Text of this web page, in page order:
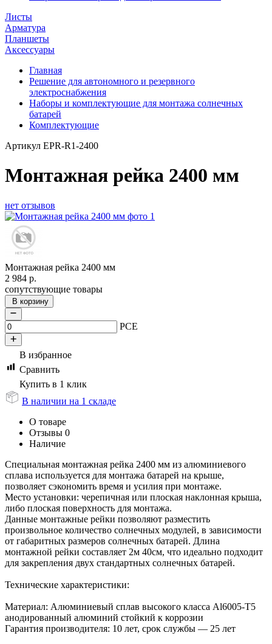
Листы
Арматура
Планшеты
Аксессуары
Главная
Решение для автономного и резервного
электроснабжения
Наборы и комплектующие для монтажа солнечных
батарей
Комплектующие
Артикул EPR-R1-2400
Монтажная рейка 2400 мм
нет отзывов
Монтажная рейка 2400 мм
2 984 р.
сопутствующие товары
В корзину
PCE
В избранное
Сравнить
Купить в 1 клик
В наличии на 1 складе
О товаре
Отзывы 0
Наличие
Специальная монтажная рейка 2400 мм из алюминиевого
сплава используется для монтажа батарей на крыше,
позволяет сэкономить время и усилия при монтаже.
Место установки: черепичная или плоская наклонная крыша,
либо плоская поверхность для монтажа.
Данные монтажные рейки позволяют разместить
произвольное количество солнечных модулей, в зависимости
от габаритных размеров солнечных батарей. Длина
монтажной рейки составляет 2м 40см, что идеально подходит
для закрепления двух стандартных солнечных батарей.
Технические характеристики:
Материал: Алюминиевый сплав высокого класса Al6005-Т5
анодированный алюминий стойкий к коррозии
Гарантия производителя: 10 лет, срок службы — 25 лет